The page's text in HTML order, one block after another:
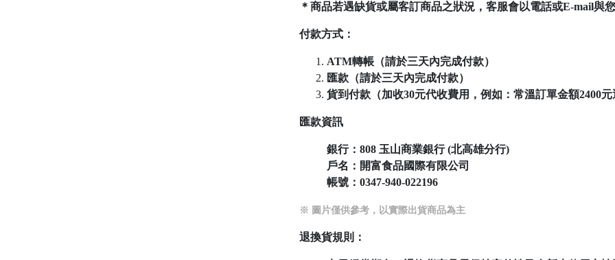
＊商品若遇缺貨或屬客訂商品之狀況，客服會以電話或E-mail與
付款方式：
ATM轉帳（請於三天內完成付款）
匯款（請於三天內完成付款）
貨到付款（加收30元代收費用，例如：常溫訂單金額2400元
匯款資訊
銀行：808 玉山商業銀行 (北高雄分行)
戶名：開富食品國際有限公司
帳號： 0347-940-022196
※ 圖片僅供參考，以實際出貨商品為主
退換貨規則：